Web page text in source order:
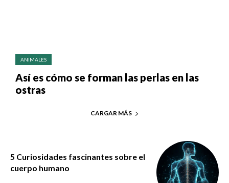
ANIMALES
Así es cómo se forman las perlas en las
ostras
CARGAR MÁS
5 Curiosidades fascinantes sobre el
cuerpo humano